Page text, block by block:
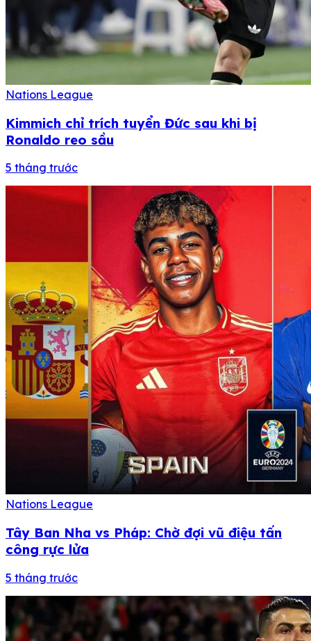
Nations League
Kimmich chỉ trích tuyển Đức sau khi bị
Ronaldo reo sầu
5 tháng trước
Nations League
Tây Ban Nha vs Pháp: Chờ đợi vũ điệu tấn
công rực lửa
5 tháng trước